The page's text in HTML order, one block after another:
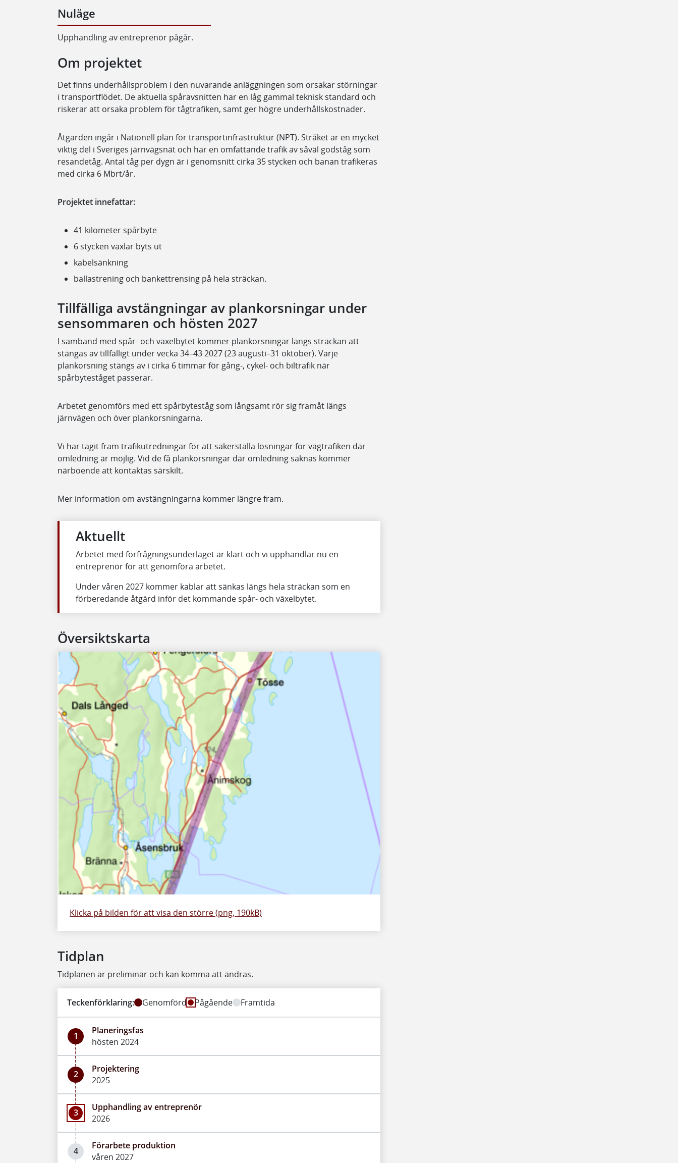
Nuläge
Upphandling av entreprenör pågår.
Om projektet
Det finns underhållsproblem i den nuvarande anläggningen som orsakar störningar
i transportflödet. De aktuella spåravsnitten har en låg gammal teknisk standard och
riskerar att orsaka problem för tågtrafiken, samt ger högre underhållskostnader.
Åtgärden ingår i Nationell plan för transportinfrastruktur (NPT). Stråket är en mycket
viktig del i Sveriges järnvägsnät och har en omfattande trafik av såväl godståg som
resandetåg. Antal tåg per dygn är i genomsnitt cirka 35 stycken och banan trafikeras
med cirka 6 Mbrt/år.
Projektet innefattar:
41 kilometer spårbyte
6 stycken växlar byts ut
kabelsänkning
ballastrening och bankettrensing på hela sträckan.
Tillfälliga avstängningar av plankorsningar under
sensommaren och hösten 2027
I samband med spår- och växelbytet kommer plankorsningar längs sträckan att
stängas av tillfälligt under vecka 34–43 2027 (23 augusti–31 oktober). Varje
plankorsning stängs av i cirka 6 timmar för gång-, cykel- och biltrafik när
spårbyteståget passerar.
Arbetet genomförs med ett spårbyteståg som långsamt rör sig framåt längs
järnvägen och över plankorsningarna.
Vi har tagit fram trafikutredningar för att säkerställa lösningar för vägtrafiken där
omledning är möjlig. Vid de få plankorsningar där omledning saknas kommer
närboende att kontaktas särskilt.
Mer information om avstängningarna kommer längre fram.
Aktuellt
Arbetet med förfrågningsunderlaget är klart och vi upphandlar nu en
entreprenör för att genomföra arbetet.
Under våren 2027 kommer kablar att sänkas längs hela sträckan som en
förberedande åtgärd inför det kommande spår- och växelbytet.
Översiktskarta
Klicka på bilden för att visa den större (png, 190kB)
Tidplan
Tidplanen är preliminär och kan komma att ändras.
Teckenförklaring: Genomförd Pågående Framtida
1
Planeringsfas
hösten 2024
2
Projektering
2025
3
Upphandling av entreprenör
2026
4
Förarbete produktion
våren 2027